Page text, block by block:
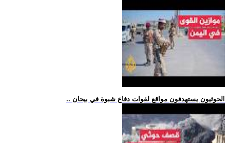
.. الحوثيون يستهدفون مواقع لقوات دفاع شبوة في بيحان